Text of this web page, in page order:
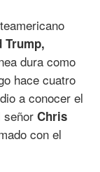
Trump,
dura como
hace cuatro
a conocer el
señor Chris
con el